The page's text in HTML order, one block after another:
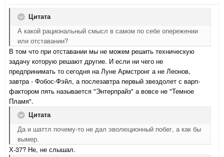
Цитата
А какой рациональный смысл в самом по себе опережении
или отставании?
В том что при отставании мы не можем решить техническую
задачу которую решают другие. И если ни чего не
предпринимать то сегодня на Луне Армстронг а не Леонов,
завтра - Фобос-Фэйл, а послезавтра первый звездолет с варп-
фактором пять называется "Энтерпрайз" а вовсе не "Темное
Пламя".
Цитата
Да и шаттл почему-то не дал эволюционный побег, а как бы
вымер.
Х-37? Не, не слышал.